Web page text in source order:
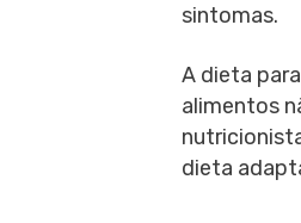
sintomas.
A dieta
alimentos
dieta